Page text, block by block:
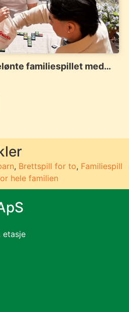
familiespillet med
kombinasjoner
, Brettspill for to, Familiespill
hele familien
etasje